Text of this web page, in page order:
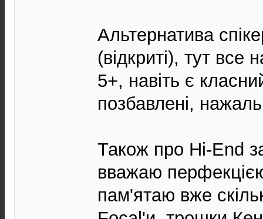
Альтернатива
(відкриті), тут
5+, навіть є
позбавлені,
Також про Hi-End
вважаю
пам'ятаю вже